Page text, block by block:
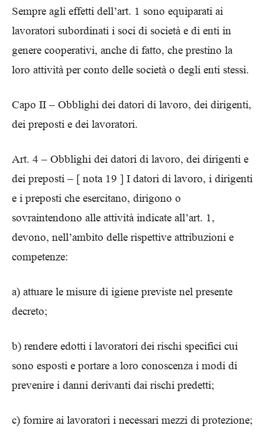
Sempre agli effetti dell’art. 1 sono equiparati ai
lavoratori subordinati i soci di società e di enti in
genere cooperativi, anche di fatto, che prestino la
loro attività per conto delle società o degli enti stessi.
Capo II – Obblighi dei datori di lavoro, dei dirigenti,
dei preposti e dei lavoratori.
Art. 4 – Obblighi dei datori di lavoro, dei dirigenti e
dei preposti – [ nota 19 ] I datori di lavoro, i dirigenti
e i preposti che esercitano, dirigono o
sovraintendono alle attività indicate all’art. 1,
devono, nell’ambito delle rispettive attribuzioni e
competenze:
a) attuare le misure di igiene previste nel presente
decreto;
b) rendere edotti i lavoratori dei rischi specifici cui
sono esposti e portare a loro conoscenza i modi di
prevenire i danni derivanti dai rischi predetti;
c) fornire ai lavoratori i necessari mezzi di protezione;